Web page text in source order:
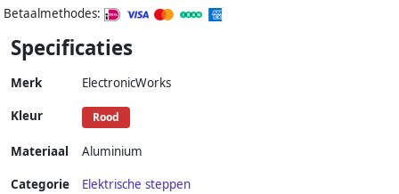
Betaalmethodes:
Specificaties
Merk ElectronicWorks
Kleur Rood
Materiaal Aluminium
Categorie Elektrische steppen